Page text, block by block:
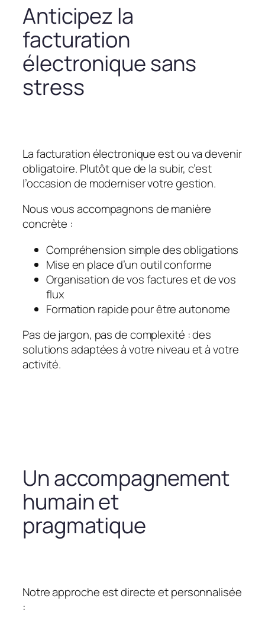
Anticipez la
facturation
électronique sans
stress
La facturation électronique est ou va devenir
obligatoire. Plutôt que de la subir, c’est
l’occasion de moderniser votre gestion.
Nous vous accompagnons de manière
concrète :
Compréhension simple des obligations
Mise en place d’un outil conforme
Organisation de vos factures et de vos
flux
Formation rapide pour être autonome
Pas de jargon, pas de complexité : des
solutions adaptées à votre niveau et à votre
activité.
Un accompagnement
humain et
pragmatique
Notre approche est directe et personnalisée
: